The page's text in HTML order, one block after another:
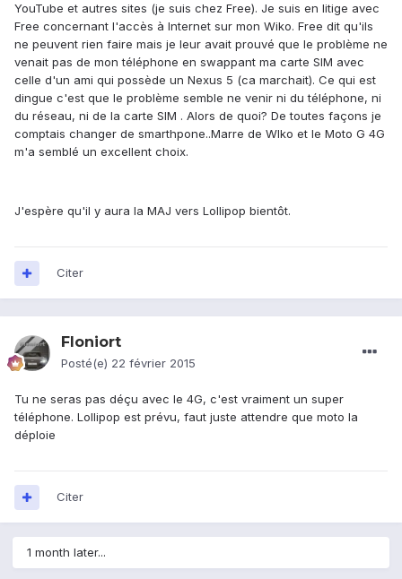
YouTube et autres sites (je suis chez Free). Je suis en litige avec
Free concernant l'accès à Internet sur mon Wiko. Free dit qu'ils
ne peuvent rien faire mais je leur avait prouvé que le problème ne
venait pas de mon téléphone en swappant ma carte SIM avec
celle d'un ami qui possède un Nexus 5 (ca marchait). Ce qui est
dingue c'est que le problème semble ne venir ni du téléphone, ni
du réseau, ni de la carte SIM . Alors de quoi? De toutes façons je
comptais changer de smarthpone..Marre de WIko et le Moto G 4G
m'a semblé un excellent choix.
J'espère qu'il y aura la MAJ vers Lollipop bientôt.
Citer
Floniort
Posté(e) 22 février 2015
Tu ne seras pas déçu avec le 4G, c'est vraiment un super
téléphone. Lollipop est prévu, faut juste attendre que moto la
déploie
Citer
1 month later...